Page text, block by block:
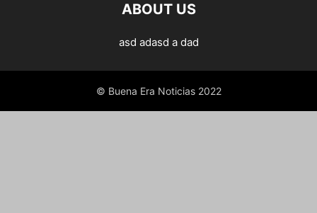
ABOUT US
asd adasd a dad
© Buena Era Noticias 2022